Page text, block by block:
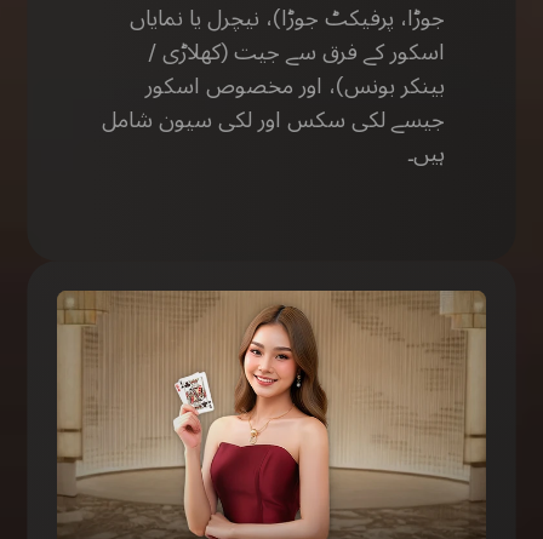
جوڑا، پرفیکٹ جوڑا)، نیچرل یا نمایاں
اسکور کے فرق سے جیت (کھلاڑی /
بینکر بونس)، اور مخصوص اسکور
جیسے لکی سکس اور لکی سیون شامل
ہیں۔